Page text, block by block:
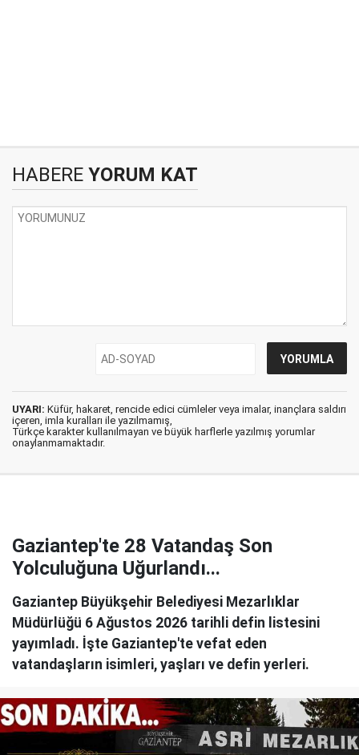
HABERE YORUM KAT
UYARI: Küfür, hakaret, rencide edici cümleler veya imalar, inançlara saldırı
içeren, imla kuralları ile yazılmamış,
Türkçe karakter kullanılmayan ve büyük harflerle yazılmış yorumlar
onaylanmamaktadır.
Gaziantep'te 28 Vatandaş Son
Yolculuğuna Uğurlandı...
Gaziantep Büyükşehir Belediyesi Mezarlıklar
Müdürlüğü 6 Ağustos 2026 tarihli defin listesini
yayımladı. İşte Gaziantep'te vefat eden
vatandaşların isimleri, yaşları ve defin yerleri.